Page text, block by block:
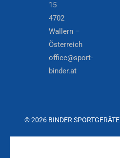
15
4702
Wallern –
Österreich
office@sport-
binder.at
© 2026 BINDER SPORTGERÄTE